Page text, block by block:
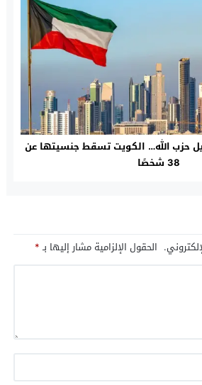
حزب الله… الكويت تسقط جنسيتها عن
38 شخصًا
الحقول الإلزامية مشار إليها بـ*